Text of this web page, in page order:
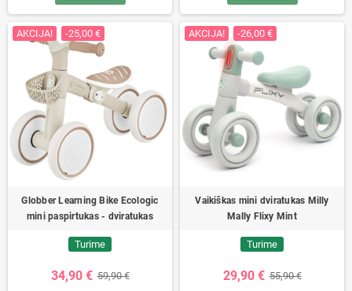
AKCIJA! -25,00 €
Globber Learning Bike Ecologic
mini paspirtukas - dviratukas
Turime
34,90 € 59,90 €
AKCIJA! -26,00 €
Vaikiškas mini dviratukas Milly
Mally Flixy Mint
Turime
29,90 € 55,90 €